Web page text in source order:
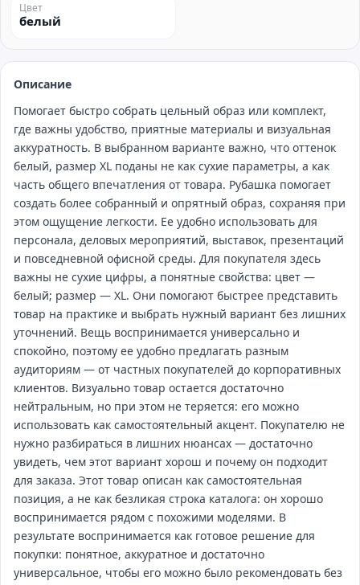
Цвет
белый
Описание
Помогает быстро собрать цельный образ или комплект,
где важны удобство, приятные материалы и визуальная
аккуратность. В выбранном варианте важно, что оттенок
белый, размер XL поданы не как сухие параметры, а как
часть общего впечатления от товара. Рубашка помогает
создать более собранный и опрятный образ, сохраняя при
этом ощущение легкости. Ее удобно использовать для
персонала, деловых мероприятий, выставок, презентаций
и повседневной офисной среды. Для покупателя здесь
важны не сухие цифры, а понятные свойства: цвет —
белый; размер — XL. Они помогают быстрее представить
товар на практике и выбрать нужный вариант без лишних
уточнений. Вещь воспринимается универсально и
спокойно, поэтому ее удобно предлагать разным
аудиториям — от частных покупателей до корпоративных
клиентов. Визуально товар остается достаточно
нейтральным, но при этом не теряется: его можно
использовать как самостоятельный акцент. Покупателю не
нужно разбираться в лишних нюансах — достаточно
увидеть, чем этот вариант хорош и почему он подходит
для заказа. Этот товар описан как самостоятельная
позиция, а не как безликая строка каталога: он хорошо
воспринимается рядом с похожими моделями. В
результате воспринимается как готовое решение для
покупки: понятное, аккуратное и достаточно
универсальное, чтобы его можно было рекомендовать без